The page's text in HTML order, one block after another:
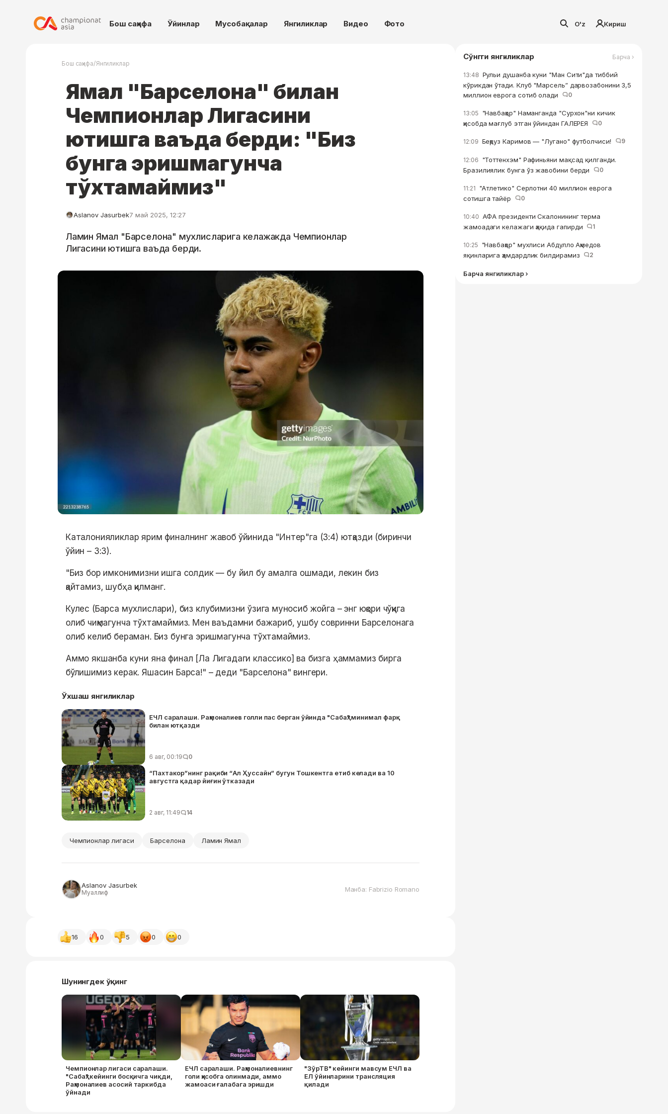
Бош саҳифа Ўйинлар Мусобақалар Янгиликлар Видео Фото O'z Кириш
Бош саҳифа/Янгиликлар
Ямал "Барселона" билан
Чемпионлар Лигасини
ютишга ваъда берди: "Биз
бунга эришмагунча
тўхтамаймиз"
Aslanov Jasurbek7 май 2025, 12:27
Ламин Ямал "Барселона" мухлисларига келажакда Чемпионлар
Лигасини ютишга ваъда берди.
Каталонияликлар ярим финалнинг жавоб ўйинида "Интер"га (3:4) ютқазди (биринчи
ўйин – 3:3).
"Биз бор имконимизни ишга солдик — бу йил бу амалга ошмади, лекин биз
қайтамиз, шубҳа қилманг.
Кулес (Барса мухлислари), биз клубимизни ўзига муносиб жойга – энг юқори чўққига
олиб чиқмагунча тўхтамаймиз. Мен ваъдамни бажариб, ушбу совринни Барселонага
олиб келиб бераман. Биз бунга эришмагунча тўхтамаймиз.
Аммо якшанба куни яна финал [Ла Лигадаги классико] ва бизга ҳаммамиз бирга
бўлишимиз керак. Яшасин Барса!" – деди "Барселона" вингери.
Ўхшаш янгиликлар
ЕЧЛ саралаши. Раҳмоналиев голли пас берган ўйинда "Сабаҳ" минимал фарқ
билан ютқазди
6 авг, 00:19 0
“Пахтакор”нинг рақиби “Ал Ҳуссайн” бугун Тошкентга етиб келади ва 10
августга қадар йиғин ўтказади
2 авг, 11:49 14
Чемпионлар лигаси Барселона Ламин Ямал
Aslanov Jasurbek
Муаллиф Манба: Fabrizio Romano
16 0 5 0 0
Шунингдек ўқинг
Чемпионлар лигаси саралаши.
"Сабаҳ" кейинги босқичга чиқди,
Раҳмоналиев асосий таркибда
ўйнади
ЕЧЛ саралаши. Раҳмоналиевнинг
голи ҳисобга олинмади, аммо
жамоаси ғалабага эришди
"ЗўрТВ" кейинги мавсум ЕЧЛ ва
ЕЛ ўйинларини трансляция
қилади
Сўнгги янгиликлар Барча ›
13:48 Рульи душанба куни "Ман Сити"да тиббий
кўрикдан ўтади. Клуб "Марсель” дарвозабонини 3,5
миллион еврога сотиб олади
0
13:05 "Навбаҳор" Наманганда "Сурхон"ни кичик
ҳисобда мағлуб этган ўйиндан ГАЛЕРЕЯ
0
12:09 Беҳруз Каримов — "Лугано" футболчиси! 9
12:06 "Тоттенхэм" Рафиньяни мақсад қилганди.
Бразилиялик бунга ўз жавобини берди
0
11:21 "Атлетико" Серлотни 40 миллион еврога
сотишга тайёр
0
10:40 АФА президенти Скалонининг терма
жамоадаги келажаги ҳақида гапирди
1
10:25 "Навбаҳор" мухлиси Абдулло Аҳмедов
яқинларига ҳамдардлик билдирамиз
2
Барча янгиликлар ›